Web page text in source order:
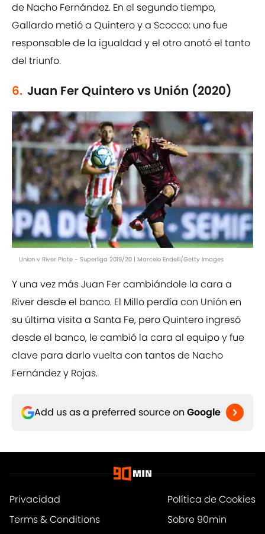
de Nacho Fernández. En el segundo tiempo,
Gallardo metió a Quintero y a Scocco: uno fue
responsable de la igualdad y el otro anotó el tanto
del triunfo.
6. Juan Fer Quintero vs Unión (2020)
Union v River Plate - Superliga 2019/20 | Marcelo Endelli/Getty Images
Y una vez más Juan Fer cambiándole la cara a
River desde el banco. El Millo perdía con Unión en
su última visita a Santa Fe, pero Quintero ingresó
desde el banco, le cambió la cara al equipo y fue
clave para darlo vuelta con tantos de Nacho
Fernández y Rojas.
Add us as a preferred source on Google
Privacidad
Política de Cookies
Terms & Conditions
Sobre 90min